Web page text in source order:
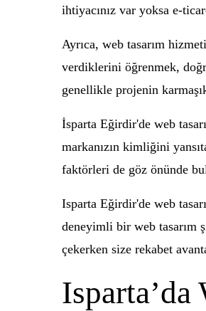
ihtiyacınız var yoksa e-
Ayrıca, web tasarım
verdiklerini öğrenmek,
genellikle projenin
İsparta Eğirdir'de web
markanızın kimliğini
faktörleri de göz önünde
Isparta Eğirdir'de web
deneyimli bir web tasarım
çekerken size rekabet
Isparta’da